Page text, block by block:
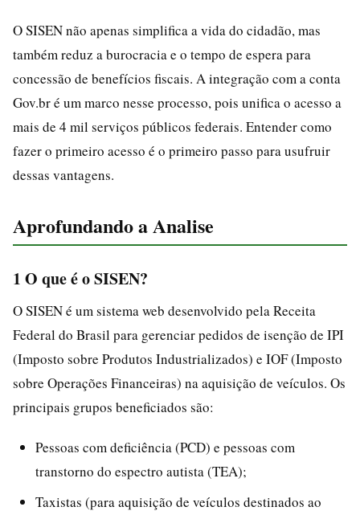
O SISEN não apenas simplifica a vida do cidadão, mas
também reduz a burocracia e o tempo de espera para
concessão de benefícios fiscais. A integração com a conta
Gov.br é um marco nesse processo, pois unifica o acesso a
mais de 4 mil serviços públicos federais. Entender como
fazer o primeiro acesso é o primeiro passo para usufruir
dessas vantagens.
Aprofundando a Analise
1 O que é o SISEN?
O SISEN é um sistema web desenvolvido pela Receita
Federal do Brasil para gerenciar pedidos de isenção de IPI
(Imposto sobre Produtos Industrializados) e IOF (Imposto
sobre Operações Financeiras) na aquisição de veículos. Os
principais grupos beneficiados são:
Pessoas com deficiência (PCD) e pessoas com
transtorno do espectro autista (TEA);
Taxistas (para aquisição de veículos destinados ao